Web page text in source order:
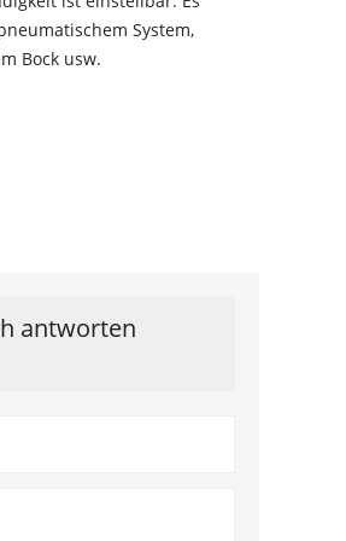
System,
Bock usw.
antworten